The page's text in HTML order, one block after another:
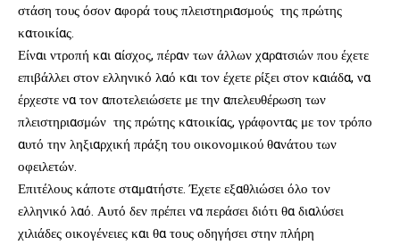
στάση τους όσον αφορά τους πλειστηριασμούς της πρώτης
κατοικίας.
Είναι ντροπή και αίσχος, πέραν των άλλων χαρατσιών που έχετε
επιβάλλει στον ελληνικό λαό και τον έχετε ρίξει στον καιάδα, να
έρχεστε να τον αποτελειώσετε με την απελευθέρωση των
πλειστηριασμών της πρώτης κατοικίας, γράφοντας με τον τρόπο
αυτό την ληξιαρχική πράξη του οικονομικού θανάτου των
οφειλετών.
Επιτέλους κάποτε σταματήστε. Έχετε εξαθλιώσει όλο τον
ελληνικό λαό. Αυτό δεν πρέπει να περάσει διότι θα διαλύσει
χιλιάδες οικογένειες και θα τους οδηγήσει στην πλήρη